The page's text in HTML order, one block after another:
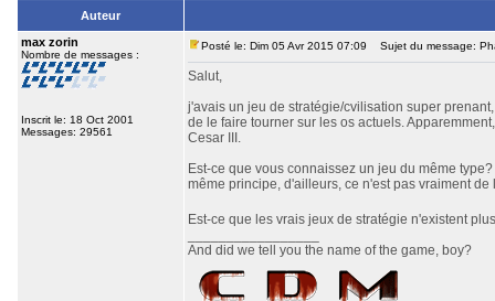
Auteur
max zorin
Nombre de messages :
Inscrit le: 18 Oct 2001
Messages: 29561
Posté le: Dim 05 Avr 2015 07:09 Sujet du message:
Salut,
j'avais un jeu de stratégie/cvilisation super
de le faire tourner sur les os actuels.
Cesar III.
Est-ce que vous connaissez un jeu du même
même principe, d'ailleurs, ce n'est pas vraiment
Est-ce que les vrais jeux de stratégie n'existent
And did we tell you the name of the game, boy?